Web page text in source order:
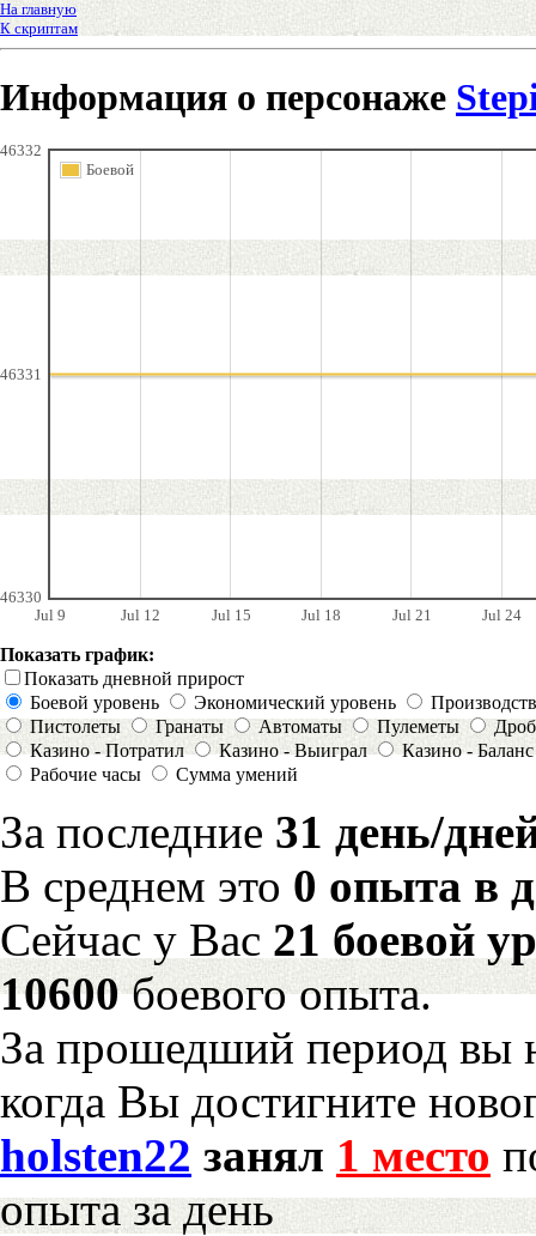
На главную
К скриптам
Информация о персонаже
Jul 9 Jul 12 Jul 15 Jul 18 Jul 21 Jul 24
46330
46331
46332
Боевой
Показать график:
Показать дневной прирост
Боевой уровень
Экономический уровень
Пистолеты
Гранаты Автоматы Пулеметы
Казино - Потратил
Казино - Выиграл
Казино - Баланс
Рабочие часы
Сумма умений
За последние 31 день/
В среднем это 0 опыта в
Сейчас у Вас 21 боевой
10600боевого опыта.
За прошедший период вы
когда Вы достигните
holsten22 занял 1 место
опыта за день